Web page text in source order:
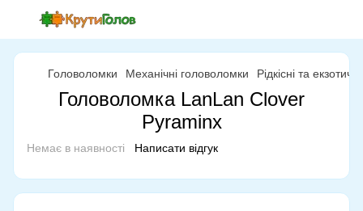
Головоломки Механічні головоломки Рідкісні та
Головоломка LanLan Clover
Pyraminx
Немає в наявності Написати відгук